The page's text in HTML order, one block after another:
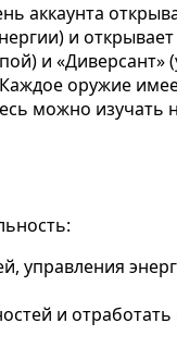
аккаунта
и
и «Диверсант»
оружие
можно
управления
и